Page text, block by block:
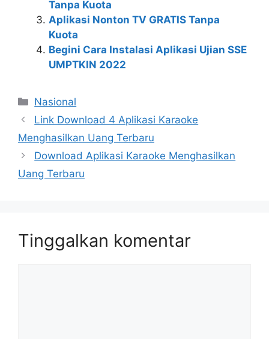
Tanpa Kuota
Aplikasi Nonton TV GRATIS Tanpa
Kuota
Begini Cara Instalasi Aplikasi Ujian SSE
UMPTKIN 2022
Kategori
Nasional
Link Download 4 Aplikasi Karaoke
Menghasilkan Uang Terbaru
Download Aplikasi Karaoke Menghasilkan
Uang Terbaru
Tinggalkan komentar